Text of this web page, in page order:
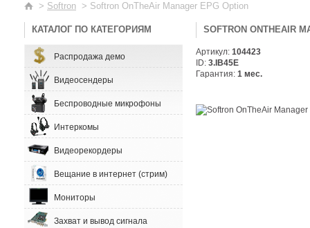
> Softron > Softron OnTheAir Manager EPG Option
КАТАЛОГ ПО КАТЕГОРИЯМ
Распродажа демо
Видеосендеры
Беспроводные микрофоны
Интеркомы
Видеорекордеры
Вещание в интернет (стрим)
Мониторы
Захват и вывод сигнала
SOFTRON ONTHEAIR
Артикул: 104423
ID: 3.IB45E
Гарантия: 1 мес.